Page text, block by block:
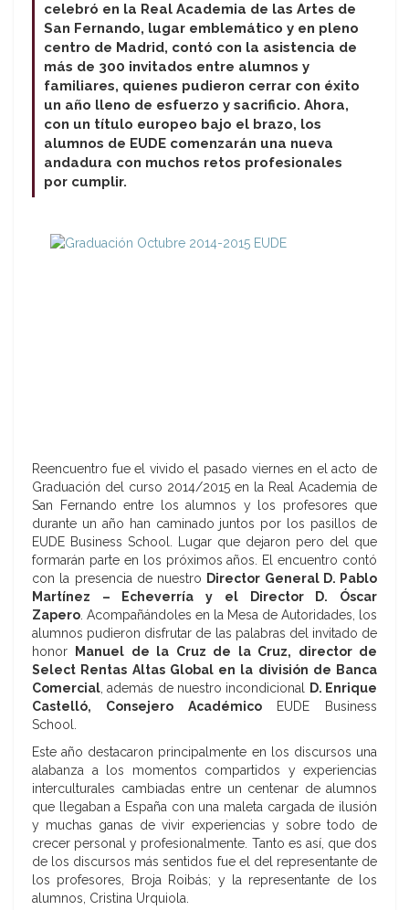
celebró en la Real Academia de las Artes de
San Fernando, lugar emblemático y en pleno
centro de Madrid, contó con la asistencia de
más de 300 invitados entre alumnos y
familiares, quienes pudieron cerrar con éxito
un año lleno de esfuerzo y sacrificio. Ahora,
con un título europeo bajo el brazo, los
alumnos de EUDE comenzarán una nueva
andadura con muchos retos profesionales
por cumplir.
Reencuentro fue el vivido el pasado viernes en el acto de
Graduación del curso 2014/2015 en la Real Academia de
San Fernando entre los alumnos y los profesores que
durante un año han caminado juntos por los pasillos de
EUDE Business School. Lugar que dejaron pero del que
formarán parte en los próximos años. El encuentro contó
con la presencia de nuestro Director General D. Pablo
Martínez – Echeverría y el Director D. Óscar
Zapero. Acompañándoles en la Mesa de Autoridades, los
alumnos pudieron disfrutar de las palabras del invitado de
honor
Manuel de la Cruz de la Cruz, director de
Select Rentas Altas Global en la división de Banca
Comercial, además de nuestro incondicional D. Enrique
Castelló, Consejero AcadémicoEUDE Business
School.
Este año destacaron principalmente en los discursos una
alabanza a los momentos compartidos y experiencias
interculturales cambiadas entre un centenar de alumnos
que llegaban a España con una maleta cargada de ilusión
y muchas ganas de vivir experiencias y sobre todo de
crecer personal y profesionalmente. Tanto es así, que dos
de los discursos más sentidos fue el del representante de
los profesores, Broja Roibás; y la representante de los
alumnos, Cristina Urquiola.